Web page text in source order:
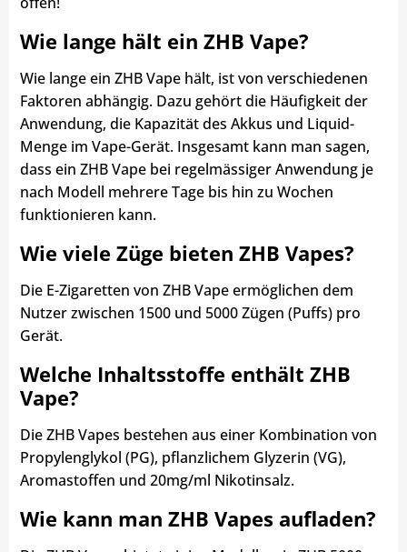
Wie lange hält ein ZHB Vape?
Wie lange ein ZHB Vape hält, ist von verschiedenen
Faktoren abhängig. Dazu gehört die Häufigkeit der
Anwendung, die Kapazität des Akkus und Liquid-
Menge im Vape-Gerät. Insgesamt kann man sagen,
dass ein ZHB Vape bei regelmässiger Anwendung je
nach Modell mehrere Tage bis hin zu Wochen
funktionieren kann.
Wie viele Züge bieten ZHB Vapes?
Die E-Zigaretten von ZHB Vape ermöglichen dem
Nutzer zwischen 1500 und 5000 Zügen (Puffs) pro
Gerät.
Welche Inhaltsstoffe enthält ZHB
Vape?
Die ZHB Vapes bestehen aus einer Kombination von
Propylenglykol (PG), pflanzlichem Glyzerin (VG),
Aromastoffen und 20mg/ml Nikotinsalz.
Wie kann man ZHB Vapes aufladen?